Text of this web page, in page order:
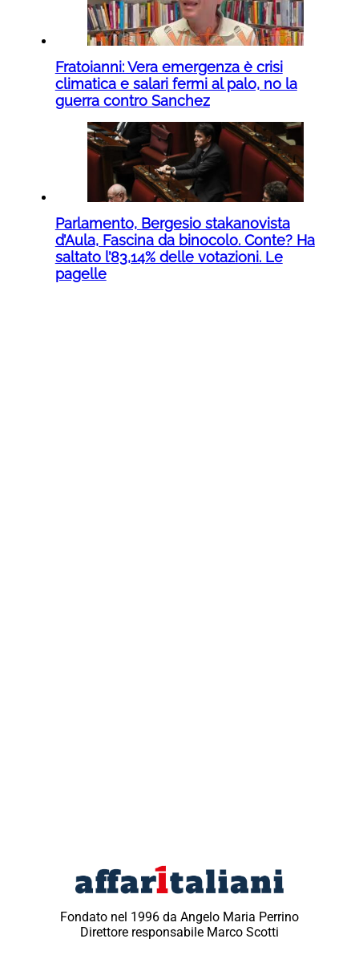
Fratoianni: Vera emergenza è crisi
climatica e salari fermi al palo, no la
guerra contro Sanchez
Parlamento, Bergesio stakanovista
d’Aula, Fascina da binocolo. Conte? Ha
saltato l’83,14% delle votazioni. Le
pagelle
Fondato nel 1996 da Angelo Maria Perrino
Direttore responsabile Marco Scotti